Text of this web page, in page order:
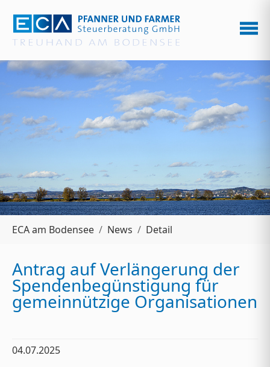
ECA am Bodensee News Detail
Antrag auf Verlängerung der
Spendenbegünstigung für
gemeinnützige Organisationen
04.07.2025